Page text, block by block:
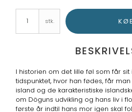
stk.
I historien om det lille føl som får
tidspunktet, hvor han fødes, får
island og de karakteristiske
om Döguns udvikling og hans liv i
første år indtil hans mor igen skal